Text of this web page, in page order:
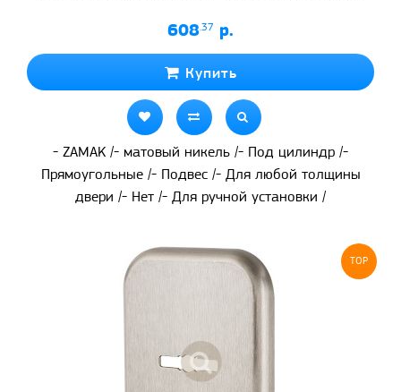
608.37 р.
Купить
- ZAMAK /- матовый никель /- Под цилиндр /-
Прямоугольные /- Подвес /- Для любой толщины
двери /- Нет /- Для ручной установки /
TOP